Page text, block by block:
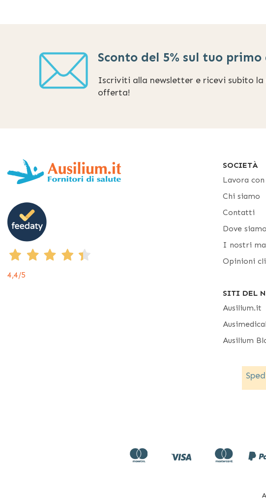
Sconto del 5% sul tuo
Iscriviti alla newsletter e ricevi subito la
offerta!
4,4/5
SOCIETÀ
Lavora
Chi siamo
Contatti
Dove siamo
I nostri
Opinioni
SITI DEL
Ausilium.it
Ausilium